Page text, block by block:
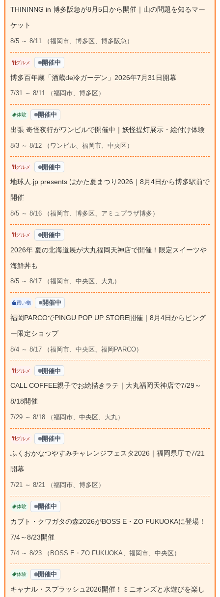
THININNG in 博多阪急が8月5日から開催｜山の問題を知るマー
ケット
8/5 ～ 8/11 （福岡市、博多区、博多阪急）
グルメ 開催中
博多百年蔵「酒蔵de冷ガーデン」2026年7月31日開幕
7/31 ～ 8/11 （福岡市、博多区）
体験 開催中
出張 奇怪夜行がワンビルで開催中｜妖怪提灯展示・絵付け体験
8/3 ～ 8/12 （ワンビル、福岡市、中央区）
グルメ 開催中
地球人.jp presents はかた夏まつり2026｜8月4日から博多駅前で
開催
8/5 ～ 8/16 （福岡市、博多区、アミュプラザ博多）
グルメ 開催中
2026年 夏の北海道展が大丸福岡天神店で開催！限定スイーツや
海鮮丼も
8/5 ～ 8/17 （福岡市、中央区、大丸）
買い物 開催中
福岡PARCOでPINGU POP UP STORE開催｜8月4日からピング
ー限定ショップ
8/4 ～ 8/17 （福岡市、中央区、福岡PARCO）
グルメ 開催中
CALL COFFEE親子でお絵描きラテ｜大丸福岡天神店で7/29～
8/18開催
7/29 ～ 8/18 （福岡市、中央区、大丸）
グルメ 開催中
ふくおかなつやすみチャレンジフェスタ2026｜福岡県庁で7/21
開幕
7/21 ～ 8/21 （福岡市、博多区）
体験 開催中
カブト・クワガタの森2026がBOSS E・ZO FUKUOKAに登場！
7/4～8/23開催
7/4 ～ 8/23 （BOSS E・ZO FUKUOKA、福岡市、中央区）
体験 開催中
キャナル・スプラッシュ2026開催！ミニオンズと水遊びを楽し